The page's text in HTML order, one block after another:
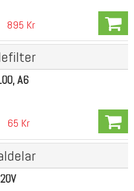
895 Kr
A6
65 Kr